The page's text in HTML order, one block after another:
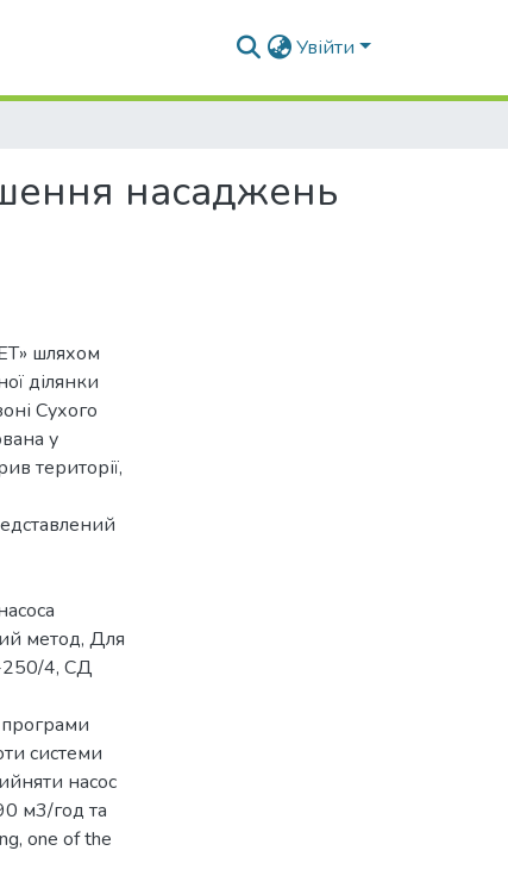
Увійти
насаджень
шляхом
ділянки
Сухого
у
території,
метод, Для
250/4, СД
системи
насос
м3/год та
one of the